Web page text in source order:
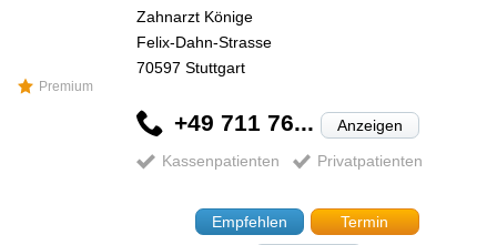
Premium
Zahnarzt Könige
Felix-Dahn-Strasse
70597 Stuttgart
+49 711 76... Anzeigen
Kassenpatienten Privatpatienten
Empfehlen
Termin